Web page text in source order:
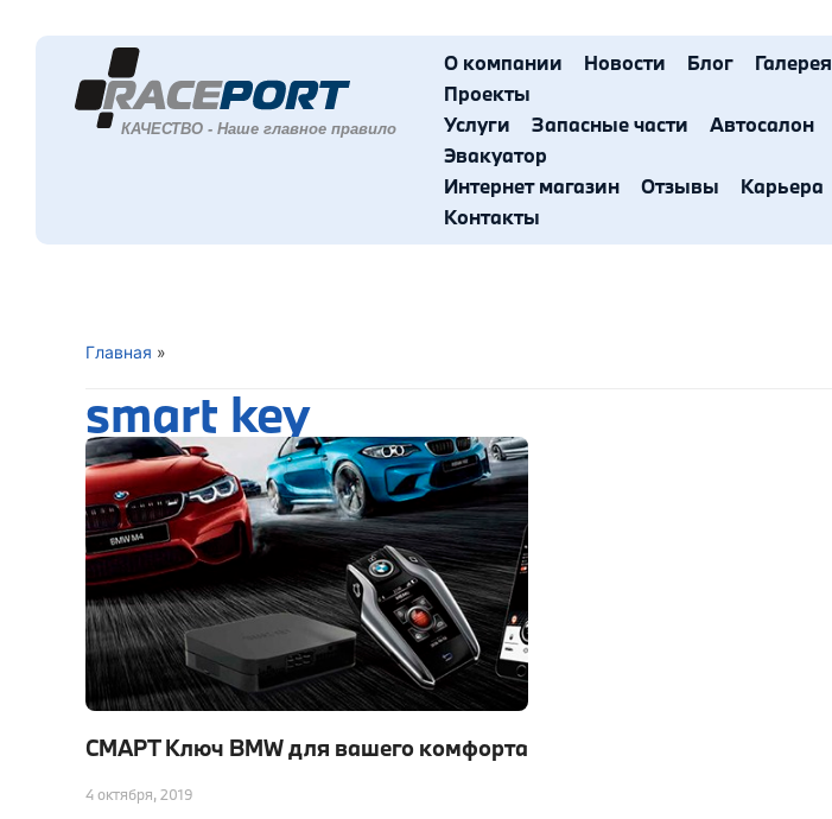
О компании Новости Блог
Галерея
Проекты
Услуги
Запасные части
Автосалон
Эвакуатор
Интернет магазин
Отзывы
Карьера
Контакты
Главная »
smart key
СМАРТ Ключ BMW для вашего комфорта
4 октября, 2019